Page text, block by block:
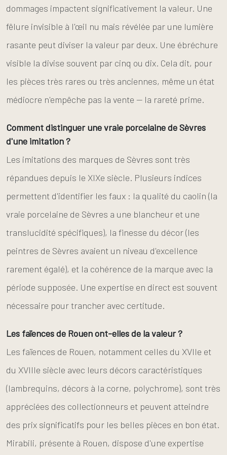
dommages impactent significativement la valeur. Une
fêlure invisible à l'œil nu mais révélée par une lumière
rasante peut diviser la valeur par deux. Une ébréchure
visible la divise souvent par cinq ou dix. Cela dit, pour
les pièces très rares ou très anciennes, même un état
médiocre n'empêche pas la vente — la rareté prime.
Comment distinguer une vraie porcelaine de Sèvres
d'une imitation ?
Les imitations des marques de Sèvres sont très
répandues depuis le XIXe siècle. Plusieurs indices
permettent d'identifier les faux : la qualité du caolin (la
vraie porcelaine de Sèvres a une blancheur et une
translucidité spécifiques), la finesse du décor (les
peintres de Sèvres avaient un niveau d'excellence
rarement égalé), et la cohérence de la marque avec la
période supposée. Une expertise en direct est souvent
nécessaire pour trancher avec certitude.
Les faïences de Rouen ont-elles de la valeur ?
Les faïences de Rouen, notamment celles du XVIIe et
du XVIIIe siècle avec leurs décors caractéristiques
(lambrequins, décors à la corne, polychrome), sont très
appréciées des collectionneurs et peuvent atteindre
des prix significatifs pour les belles pièces en bon état.
Mirabili, présente à Rouen, dispose d'une expertise